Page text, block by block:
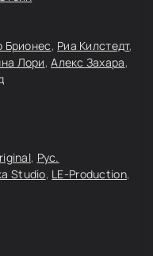
Брионес, Риа Килстедт,
Лори,Алекс Захара,
, Рус.
Studio, LE-Production,